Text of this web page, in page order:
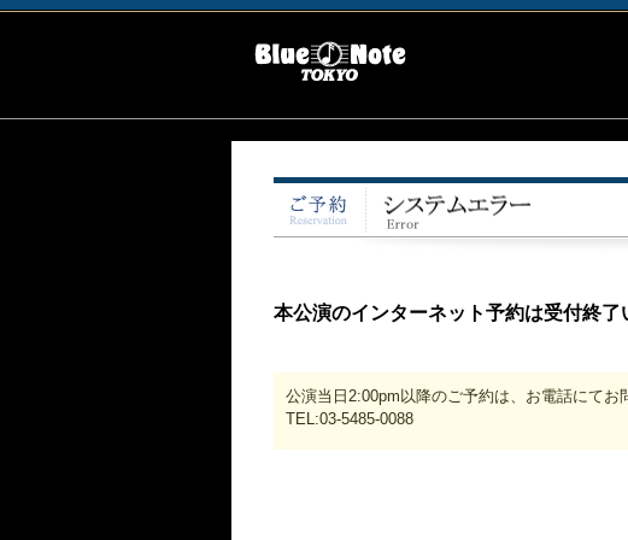
本公演のインターネット予約は受付終了
公演当日2:00pm以降のご予約は、お電話にてお
TEL:03-5485-0088